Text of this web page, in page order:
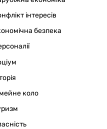
інтересів
безпека
коло